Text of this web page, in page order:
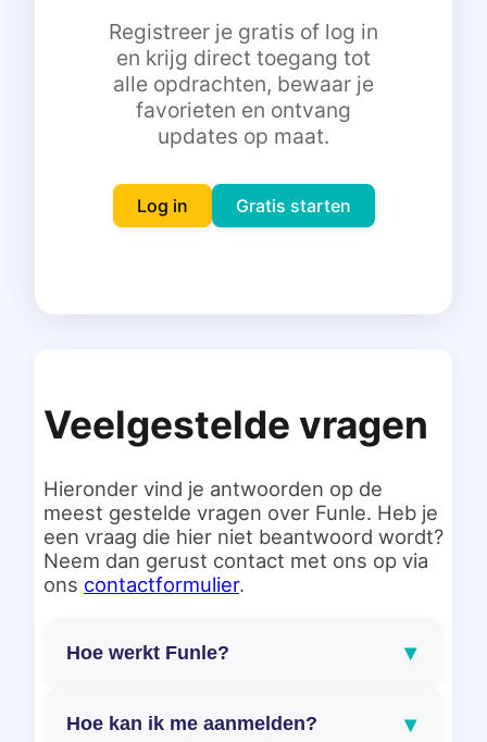
Inloggen
Gratis starten
Registreer je gratis of log in
en krijg direct toegang tot
alle opdrachten, bewaar je
favorieten en ontvang
updates op maat.
Log in Gratis starten
Veelgestelde vragen
Hieronder vind je antwoorden op de
meest gestelde vragen over Funle. Heb je
een vraag die hier niet beantwoord wordt?
Neem dan gerust contact met ons op via
ons contactformulier.
Hoe werkt Funle? ▾
Hoe kan ik me aanmelden? ▾